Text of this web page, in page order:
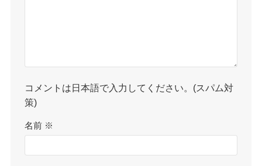
コメントは日本語で入力してください。(スパム対
策)
名前 ※